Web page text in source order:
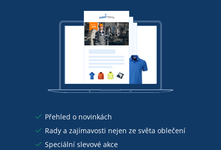
Přehled o novinkách
Rady a zajímavosti nejen ze světa oblečení
Speciální slevové akce